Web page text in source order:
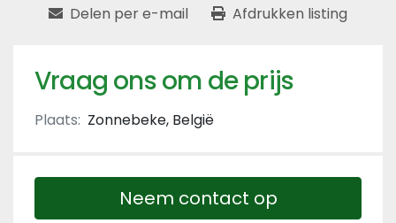
Delen per e-mail Afdrukken listing
Vraag ons om de prijs
Plaats: Zonnebeke, België
Neem contact op